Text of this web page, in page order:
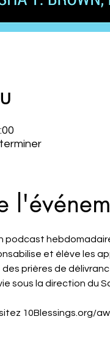
podcast
et élève les
prières de
sous la direction du
10Blessings.org/